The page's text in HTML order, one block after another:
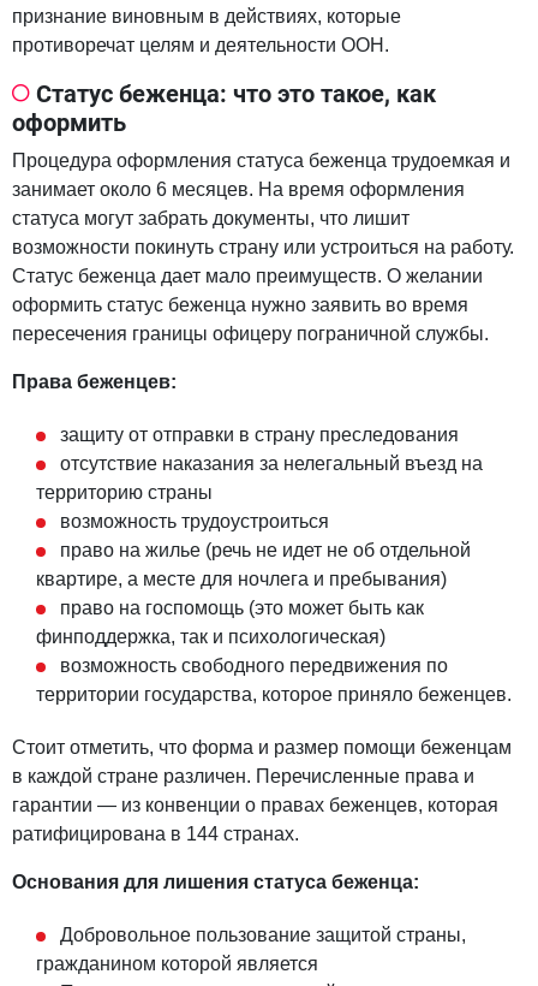
признание виновным в действиях, которые
противоречат целям и деятельности ООН.
Статус беженца: что это такое, как
оформить
Процедура оформления статуса беженца трудоемкая и
занимает около 6 месяцев. На время оформления
статуса могут забрать документы, что лишит
возможности покинуть страну или устроиться на работу.
Статус беженца дает мало преимуществ. О желании
оформить статус беженца нужно заявить во время
пересечения границы офицеру пограничной службы.
Права беженцев:
защиту от отправки в страну преследования
отсутствие наказания за нелегальный въезд на
территорию страны
возможность трудоустроиться
право на жилье (речь не идет не об отдельной
квартире, а месте для ночлега и пребывания)
право на госпомощь (это может быть как
финподдержка, так и психологическая)
возможность свободного передвижения по
территории государства, которое приняло беженцев.
Стоит отметить, что форма и размер помощи беженцам
в каждой стране различен. Перечисленные права и
гарантии — из конвенции о правах беженцев, которая
ратифицирована в 144 странах.
Основания для лишения статуса беженца:
Добровольное пользование защитой страны,
гражданином которой является